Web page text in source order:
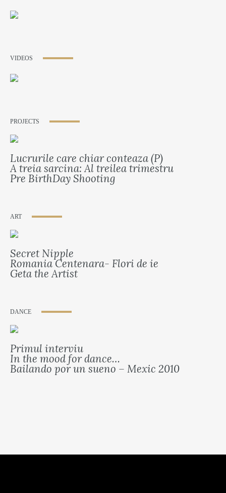
VIDEOS
PROJECTS
Lucrurile care chiar conteaza (P)
A treia sarcina: Al treilea trimestru
Pre BirthDay Shooting
ART
Secret Nipple
Romania Centenara- Flori de ie
Geta the Artist
DANCE
Primul interviu
In the mood for dance…
Bailando por un sueno – Mexic 2010